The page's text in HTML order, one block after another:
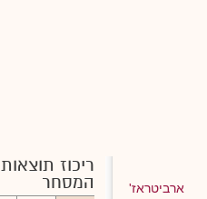
ארביטראז'
ריכוז תוצאות
המסחר